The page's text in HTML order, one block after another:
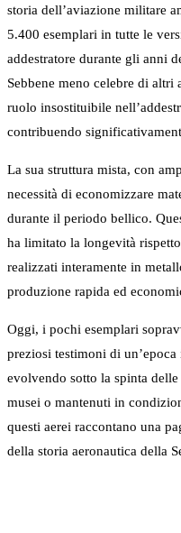
storia dell’aviazione militare
5.400 esemplari in tutte le
addestratore durante gli anni
Sebbene meno celebre di
ruolo insostituibile
contribuendo
La sua struttura mista, con
necessità di economizzare
durante il periodo bellico.
ha limitato la longevità
realizzati interamente in
produzione rapida ed
Oggi, i pochi esemplari
preziosi testimoni di
evolvendo sotto la spinta
musei o mantenuti in
questi aerei raccontano una
della storia aeronautica della